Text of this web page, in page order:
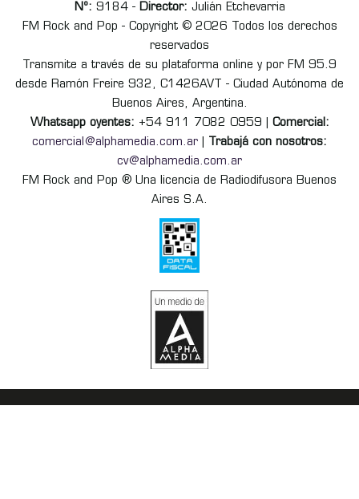
Nº: 9184 - Director: Julián Etchevarria
FM Rock and Pop - Copyright © 2026 Todos los derechos
reservados
Transmite a través de su plataforma online y por FM 95.9
desde Ramón Freire 932, C1426AVT - Ciudad Autónoma de
Buenos Aires, Argentina.
Whatsapp oyentes: +54 911 7082 0959 | Comercial:
comercial@alphamedia.com.ar
Trabajá con nosotros:
cv@alphamedia.com.ar
FM Rock and Pop ® Una licencia de Radiodifusora Buenos
Aires S.A.